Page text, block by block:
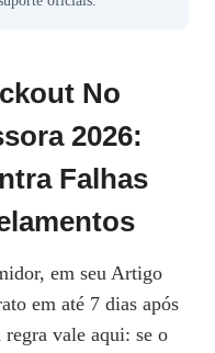
No
2026:
Falhas
em seu Artigo
em até 7 dias após
vale aqui: se o